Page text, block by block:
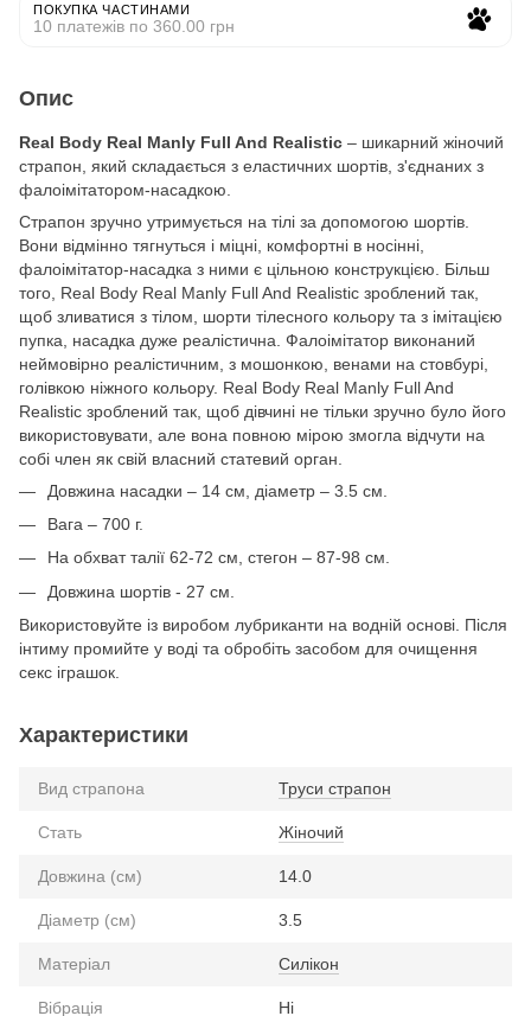
ПОКУПКА ЧАСТИНАМИ
10 платежів по 360.00 грн
Опис
Real Body Real Manly Full And Realistic – шикарний жіночий
страпон, який складається з еластичних шортів, з'єднаних з
фалоімітатором-насадкою.
Страпон зручно утримується на тілі за допомогою шортів.
Вони відмінно тягнуться і міцні, комфортні в носінні,
фалоімітатор-насадка з ними є цільною конструкцією. Більш
того, Real Body Real Manly Full And Realistic зроблений так,
щоб зливатися з тілом, шорти тілесного кольору та з імітацією
пупка, насадка дуже реалістична. Фалоімітатор виконаний
неймовірно реалістичним, з мошонкою, венами на стовбурі,
голівкою ніжного кольору. Real Body Real Manly Full And
Realistic зроблений так, щоб дівчині не тільки зручно було його
використовувати, але вона повною мірою змогла відчути на
собі член як свій власний статевий орган.
Довжина насадки – 14 см, діаметр – 3.5 см.
Вага – 700 г.
На обхват талії 62-72 см, стегон – 87-98 см.
Довжина шортів - 27 см.
Використовуйте із виробом лубриканти на водній основі. Після
інтиму промийте у воді та обробіть засобом для очищення
секс іграшок.
Характеристики
Вид страпона Труси страпон
Стать Жіночий
Довжина (см) 14.0
Діаметр (см) 3.5
Матеріал Силікон
Вібрація Ні